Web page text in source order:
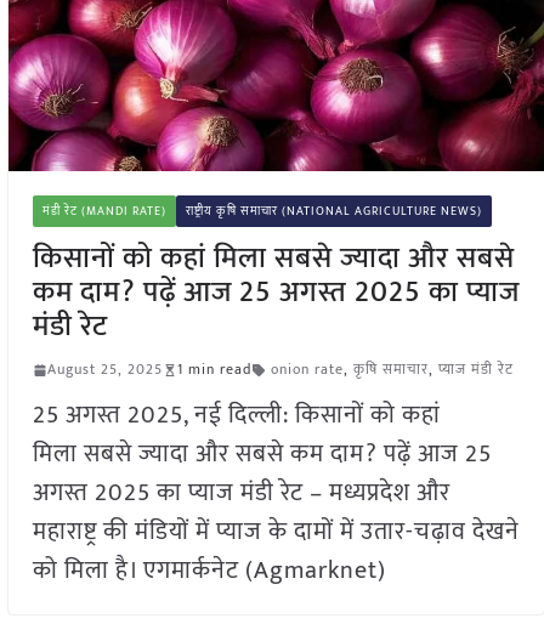
मंडी रेट (MANDI RATE) राष्ट्रीय कृषि समाचार (NATIONAL AGRICULTURE NEWS)
किसानों को कहां मिला सबसे ज्यादा और सबसे
कम दाम? पढ़ें आज 25 अगस्त 2025 का प्याज
मंडी रेट
August 25, 2025 1 min read onion rate, कृषि समाचार, प्याज मंडी रेट
25 अगस्त 2025, नई दिल्ली: किसानों को कहां
मिला सबसे ज्यादा और सबसे कम दाम? पढ़ें आज 25
अगस्त 2025 का प्याज मंडी रेट – मध्यप्रदेश और
महाराष्ट्र की मंडियों में प्याज के दामों में उतार-चढ़ाव देखने
को मिला है। एगमार्कनेट (Agmarknet)